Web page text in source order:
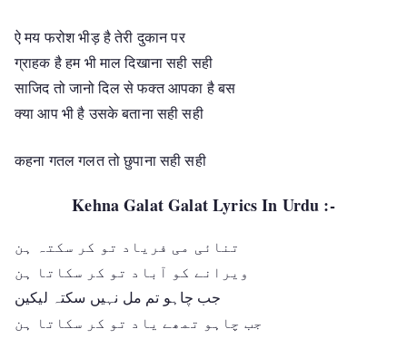
ऐ मय फरोश भीड़ है तेरी दुकान पर
ग्राहक है हम भी माल दिखाना सही सही
साजिद तो जानो दिल से फक्त आपका है बस
क्या आप भी है उसके बताना सही सही
कहना गतल गलत तो छुपाना सही सही
Kehna Galat Galat Lyrics In Urdu :-
تنائی می فریاد تو کر سکتہ ہن
ویرانے کو آباد تو کر سکاتا ہن
جب چاہو تم مل نہیں سکتہ لیکین
جب چاہو تمھے یاد تو کر سکاتا ہن